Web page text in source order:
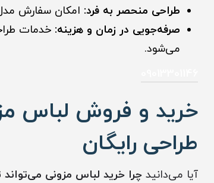
طراحی منحصر به فرد: امکان سفارش
صرفه‌جویی در زمان و هزینه: خدمات
می‌شود.
خرید و فروش لباس
طراحی رایگان
آیا می‌دانید چرا خرید لباس مزونی